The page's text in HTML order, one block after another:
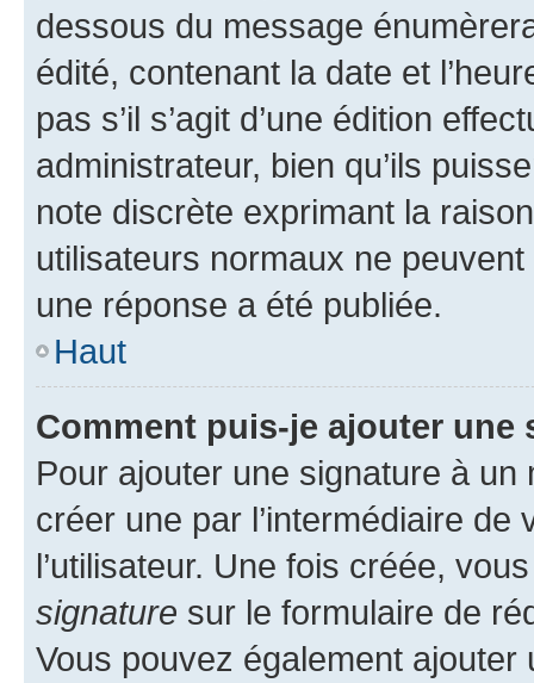
dessous du message
édité, contenant la date et
pas s’il s’agit d’une édition
administrateur, bien qu’ils
note discrète exprimant la
utilisateurs normaux ne
une réponse a été publiée.
Haut
Comment puis-je ajouter une
Pour ajouter une signature à un
créer une par l’intermédiaire
l’utilisateur. Une fois créée,
signature sur le formulaire de
Vous pouvez également